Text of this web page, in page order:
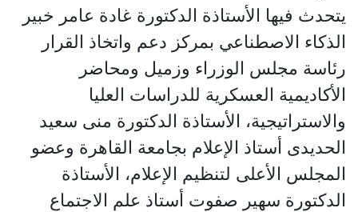
يتحدث فيها الأستاذة الدكتورة غادة عامر خبير
الذكاء الاصطناعي بمركز دعم واتخاذ القرار
رئاسة مجلس الوزراء وزميل ومحاضر
الأكاديمية العسكرية للدراسات العليا
والاستراتيجية، الأستاذة الدكتورة منى سعيد
الحديدى أستاذ الإعلام بجامعة القاهرة وعضو
المجلس الأعلى لتنظيم الإعلام، الأستاذة
الدكتورة سهير صفوت أستاذ علم الاجتماع